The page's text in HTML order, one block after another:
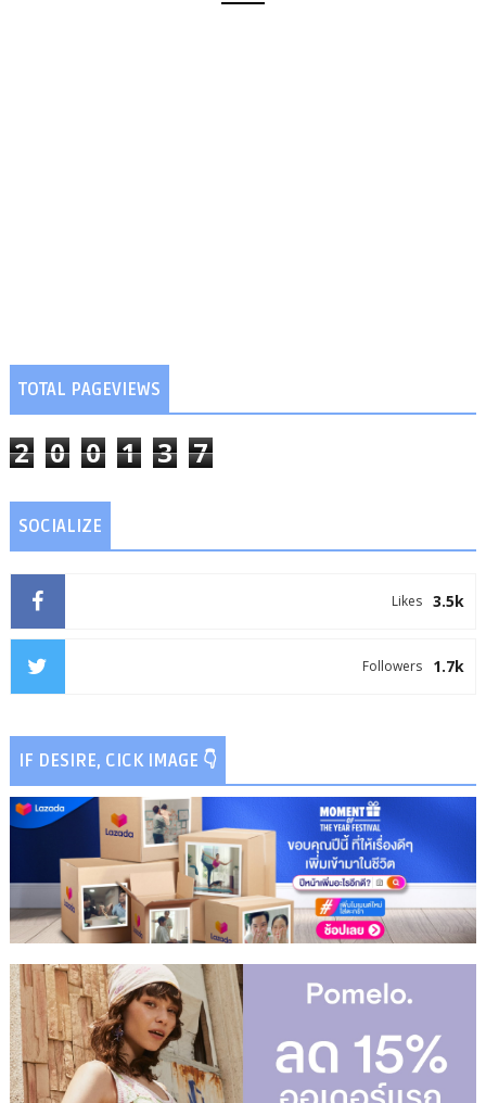
TOTAL PAGEVIEWS
2 0 0 1 3 7
SOCIALIZE
3.5k
Likes
1.7k
Followers
IF DESIRE, CICK IMAGE 👇